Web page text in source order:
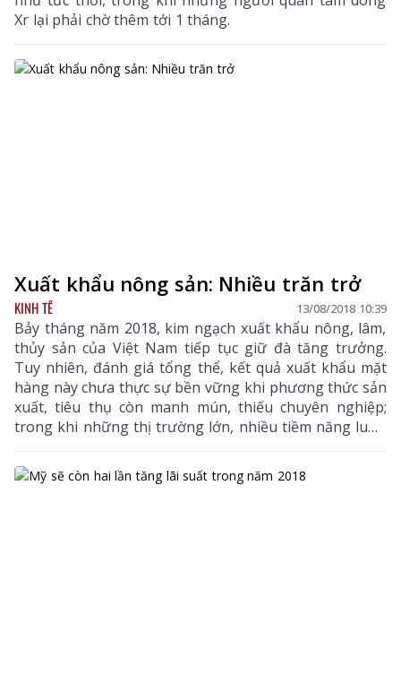
Xr lại phải chờ thêm tới 1 tháng.
Xuất khẩu nông sản: Nhiều trăn trở
KINH TẾ 13/08/2018 10:39
Bảy tháng năm 2018, kim ngạch xuất khẩu nông, lâm,
thủy sản của Việt Nam tiếp tục giữ đà tăng trưởng.
Tuy nhiên, đánh giá tổng thể, kết quả xuất khẩu mặt
hàng này chưa thực sự bền vững khi phương thức sản
xuất, tiêu thụ còn manh mún, thiếu chuyên nghiệp;
trong khi những thị trường lớn, nhiều tiềm năng luôn
đòi hỏi yêu cầu cao về chất lượng. Vì thế, tìm đường
xuất ngoại cho nông sản vẫn là nỗi trăn trở lớn.